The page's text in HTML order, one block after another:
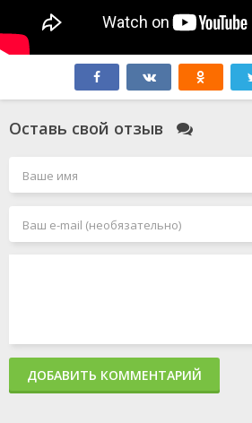
Оставь свой отзыв
ДОБАВИТЬ КОММЕНТАРИЙ